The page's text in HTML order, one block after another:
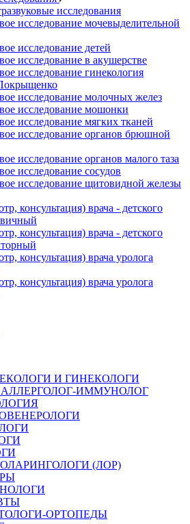
исследования
исследование мочевыделительной
исследование детей
исследование в акушерстве
исследование гинекология
исследование молочных желез
исследование мошонки
исследование мягких тканей
исследование органов брюшной
исследование органов малого таза
исследование сосудов
исследование щитовидной железы
консультация) врача - детского
консультация) врача - детского
консультация) врача уролога
консультация) врача уролога
И ГИНЕКОЛОГИ
АЛЛЕРГОЛОГ-ИММУНОЛОГ
(ЛОР)
ОРТОПЕДЫ